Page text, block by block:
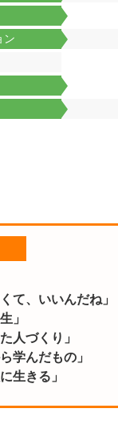
ン
て、いいんだね」
」
人づくり」
学んだもの」
生きる」